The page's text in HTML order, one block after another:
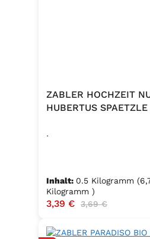
ZABLER HOCHZEIT
HUBERTUS
.
Inhalt: 0.5 Kilogramm
Kilogramm )
Verkaufspreis:
3,39 € Regulärer Preis:
3,69 €